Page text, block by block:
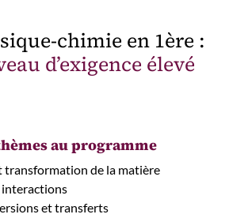
chimie en 1ère :
d’exigence élevé
au programme
de la matière
et transferts